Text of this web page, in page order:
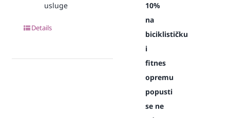
usluge
Details
10%
na
biciklističku
i
fitnes
opremu
popusti
se ne